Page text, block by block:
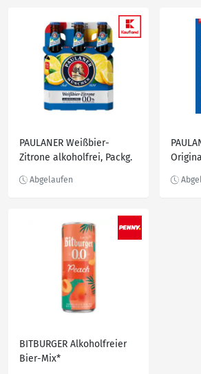
PAULANER Weißbier-
Zitrone alkoholfrei, Packg.
BITBURGER Alkoholfreier
Bier-Mix*